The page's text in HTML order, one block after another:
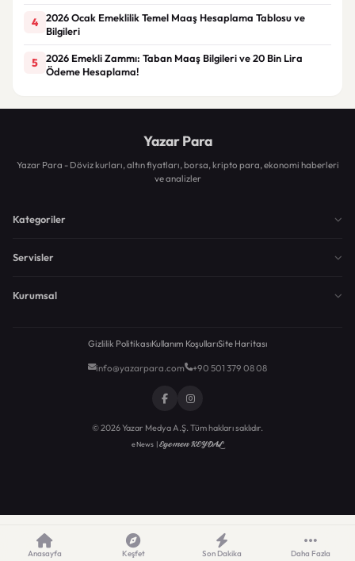
4
2026 Ocak Emeklilik Temel Maaş Hesaplama Tablosu ve
Bilgileri
5
2026 Emekli Zammı: Taban Maaş Bilgileri ve 20 Bin Lira
Ödeme Hesaplama!
Yazar Para
Yazar Para - Döviz kurları, altın fiyatları, borsa, kripto para, ekonomi haberleri
ve analizler
Kategoriler
Servisler
Kurumsal
Gizlilik PolitikasıKullanım KoşullarıSite Haritası
info@yazarpara.com +90 501 379 08 08
© 2026 Yazar Medya A.Ş. Tüm hakları saklıdır.
eNews |Egemen KEYDAL
Anasayfa Keşfet Son Dakika Daha Fazla